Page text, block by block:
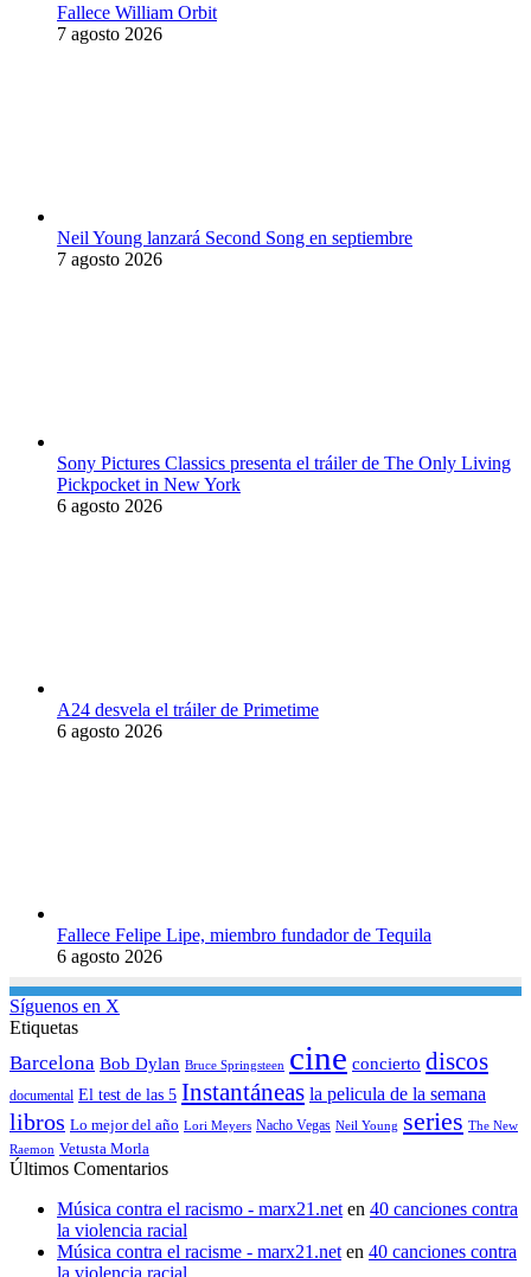
Fallece William Orbit
7 agosto 2026
Neil Young lanzará Second Song en septiembre
7 agosto 2026
Sony Pictures Classics presenta el tráiler de The Only Living
Pickpocket in New York
6 agosto 2026
A24 desvela el tráiler de Primetime
6 agosto 2026
Fallece Felipe Lipe, miembro fundador de Tequila
6 agosto 2026
Síguenos en X
Etiquetas
Barcelona Bob Dylan Bruce Springsteen cine concierto discos
documental El test de las 5 Instantáneas la pelicula de la semana
libros Lo mejor del año Lori Meyers Nacho Vegas Neil Young series The New
Raemon Vetusta Morla
Últimos Comentarios
Música contra el racismo - marx21.neten 40 canciones contra
la violencia racial
Música contra el racisme - marx21.neten 40 canciones contra